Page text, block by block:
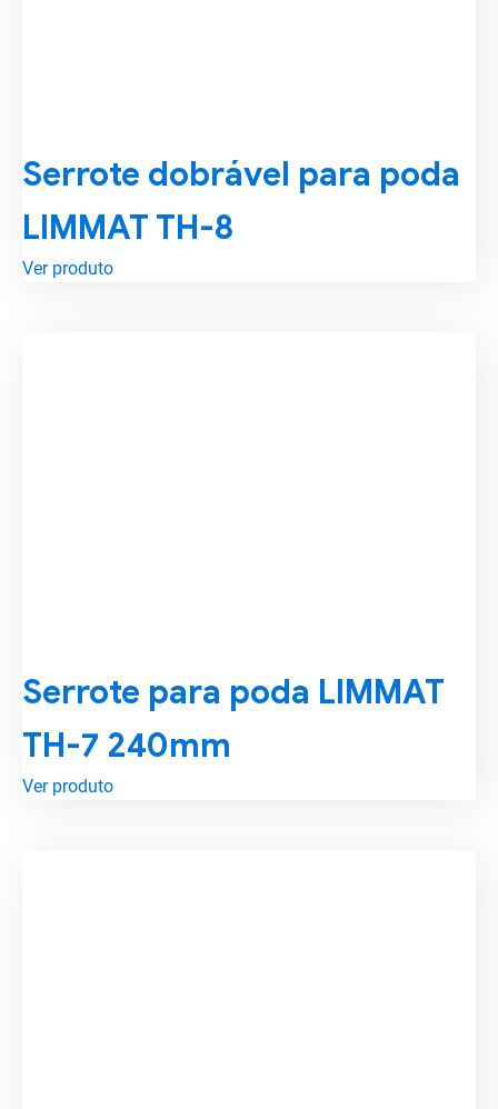
Serrote dobrável para poda
LIMMAT TH-8
Ver produto
Serrote para poda LIMMAT
TH-7 240mm
Ver produto